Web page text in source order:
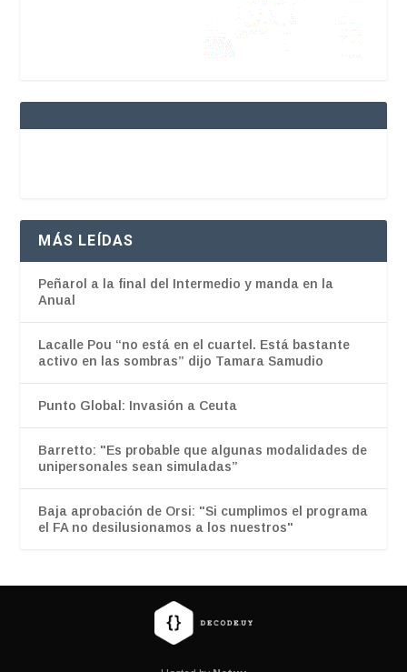
MÁS LEÍDAS
Peñarol a la final del Intermedio y manda en la
Anual
Lacalle Pou “no está en el cuartel. Está bastante
activo en las sombras” dijo Tamara Samudio
Punto Global: Invasión a Ceuta
Barretto: "Es probable que algunas modalidades de
unipersonales sean simuladas”
Baja aprobación de Orsi: "Si cumplimos el programa
el FA no desilusionamos a los nuestros"